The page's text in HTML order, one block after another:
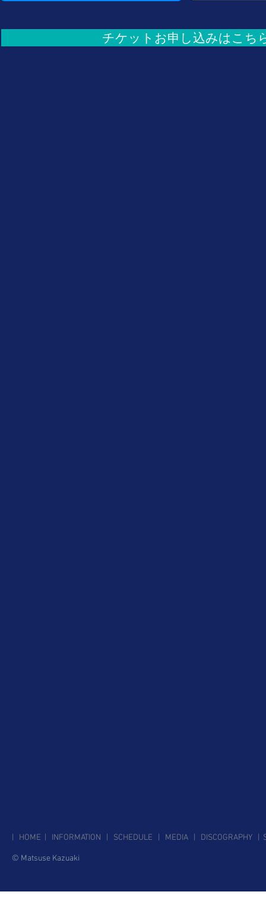
チケットお申し込みはこち
| HOME INFORMATION SCHEDULE MEDIA DISCOGRAPHY
© Matsuse Kazuaki